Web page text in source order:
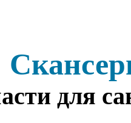
для